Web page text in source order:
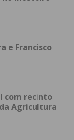
de 59
de flores no
«Anjo de
de
e Francisco
com recinto
Agricultura